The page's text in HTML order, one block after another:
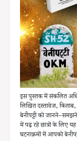
इस पुस्तक में संकलित
लिखित दस्तावेज,
बेनीपट्टी को
में पढ़ रहे छात्रों के लिए
घटनाक्रमों में आपको